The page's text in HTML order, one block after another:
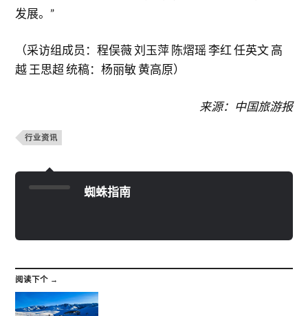
发展。”
（采访组成员：程俣薇 刘玉萍 陈熠瑶 李红 任英文 高
越 王思超 统稿：杨丽敏 黄高原）
来源：中国旅游报
行业资讯
蜘蛛指南
阅读下个 →